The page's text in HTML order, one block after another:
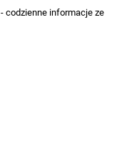
- codzienne informacje ze